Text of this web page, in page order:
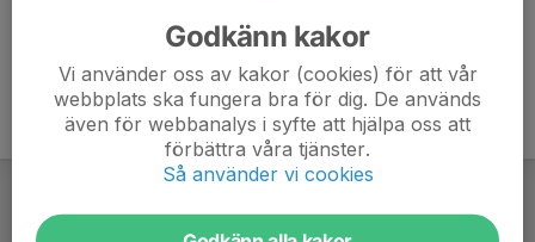
Godkänn kakor
Vi använder oss av kakor (cookies) för att vår
webbplats ska fungera bra för dig. De används
även för webbanalys i syfte att hjälpa oss att
förbättra våra tjänster.
Så använder vi cookies